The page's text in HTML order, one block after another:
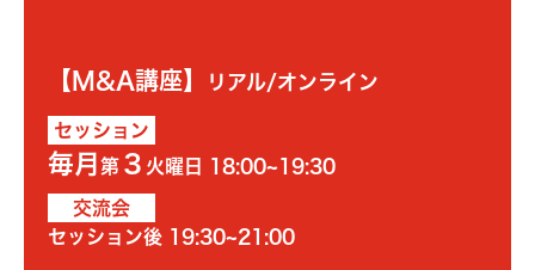
【M&A講座】 リアル/オンライン
セッション
毎月 第 ３ 火曜日 18:00~19:30
交流会
セッション後 19:30~21:00